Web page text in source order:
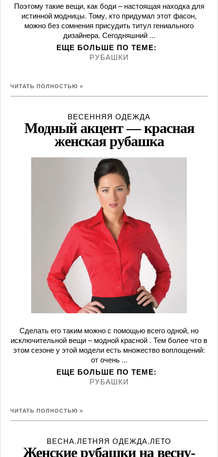
Поэтому такие вещи, как боди – настоящая находка для
истинной модницы. Тому, кто придумал этот фасон,
можно без сомнения присудить титул гениального
дизайнера. Сегодняшний ...
ЕЩЕ БОЛЬШЕ ПО ТЕМE:
РУБАШКИ
ЧИТАТЬ ПОЛНОСТЬЮ »
ВЕСЕННЯЯ ОДЕЖДА
Модный акцент — красная
женская рубашка
Сделать его таким можно с помощью всего одной, но
исключительной вещи – модной красной . Тем более что в
этом сезоне у этой модели есть множество воплощений:
от очень ...
ЕЩЕ БОЛЬШЕ ПО ТЕМE:
РУБАШКИ
ЧИТАТЬ ПОЛНОСТЬЮ »
ВЕСНА,ЛЕТНЯЯ ОДЕЖДА,ЛЕТО
Женские рубашки на весну-